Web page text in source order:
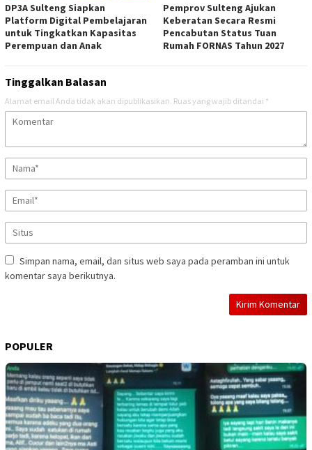
DP3A Sulteng Siapkan
Platform Digital Pembelajaran
untuk Tingkatkan Kapasitas
Perempuan dan Anak
Pemprov Sulteng Ajukan
Keberatan Secara Resmi
Pencabutan Status Tuan
Rumah FORNAS Tahun 2027
Tinggalkan Balasan
Alamat email Anda tidak akan dipublikasikan. Ruas yang wajib ditandai *
Simpan nama, email, dan situs web saya pada peramban ini untuk
komentar saya berikutnya.
POPULER